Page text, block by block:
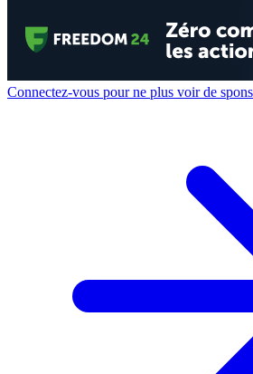
Connectez-vous pour ne plus voir de